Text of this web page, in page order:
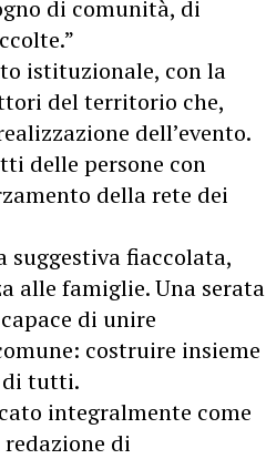
di comunità, di
istituzionale, con la
del territorio che,
dell’evento.
delle persone con
della rete dei
suggestiva fiaccolata,
alle famiglie. Una serata
di unire
costruire insieme
di tutti.
integralmente come
di